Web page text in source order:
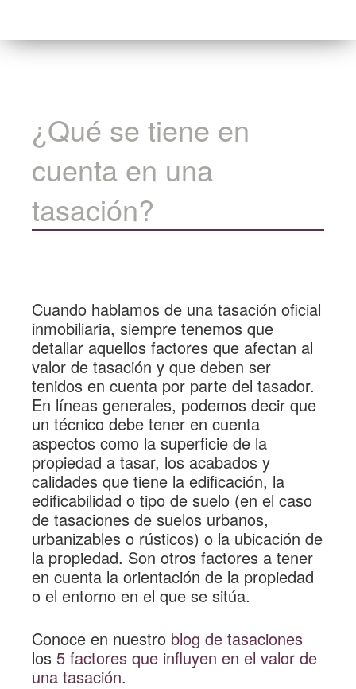
¿Qué se tiene en
cuenta en una
tasación?
Cuando hablamos de una tasación oficial
inmobiliaria, siempre tenemos que
detallar aquellosfactores que afectan al
valor de tasación y que deben ser
tenidos en cuenta por parte del tasador.
En líneas generales, podemos decir que
un técnico debe tener en cuenta
aspectos como la superficie de la
propiedad a tasar, los acabados y
calidades que tiene la edificación, la
edificabilidad o tipo de suelo (en el caso
de tasaciones de suelos urbanos,
urbanizables o rústicos) o la ubicación de
la propiedad. Son otros factores a tener
en cuenta la orientación de la propiedad
o el entorno en el que se sitúa.
Conoce en nuestro blog de tasaciones
los 5 factores que influyen en el valor de
una tasación.